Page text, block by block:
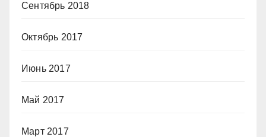
Сентябрь 2018
Октябрь 2017
Июнь 2017
Май 2017
Март 2017